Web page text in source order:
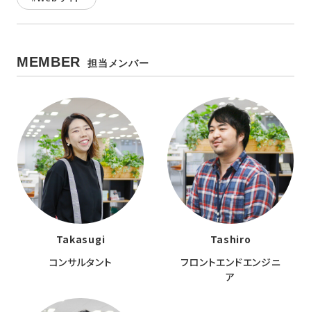
MEMBER 担当メンバー
Takasugi
コンサルタント
Tashiro
フロントエンドエンジニ
ア